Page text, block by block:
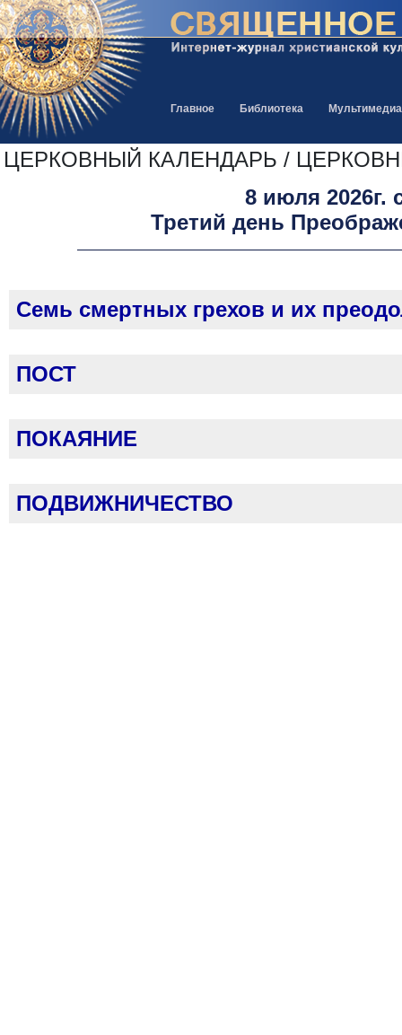
Главное Библиотека Мультимедиа
ЦЕРКОВНЫЙ КАЛЕНДАРЬ /
8 июля 2026г.
Третий день
Семь смертных грехов и их
ПОСТ
ПОКАЯНИЕ
ПОДВИЖНИЧЕСТВО